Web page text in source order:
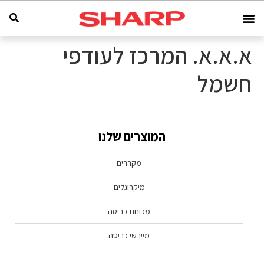
א.א.א. המרכז לעודפי
חשמל
המוצרים שלנו
מקררים
מיקרוגלים
מכונות כביסה
מייבשי כביסה